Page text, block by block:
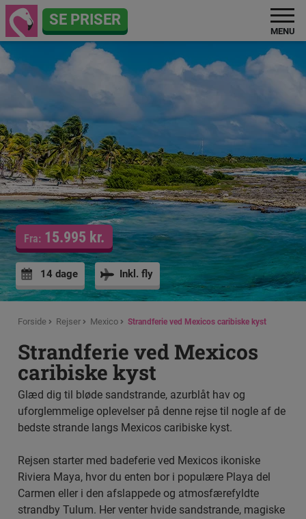
SE PRISER
MENU
Fra: 15.995 kr.
14 dage Inkl. fly
Forside Rejser Mexico Strandferie ved Mexicos caribiske kyst
Strandferie ved Mexicos
caribiske kyst
Glæd dig til bløde sandstrande, azurblåt hav og
uforglemmelige oplevelser på denne rejse til nogle af de
bedste strande langs Mexicos caribiske kyst.
Rejsen starter med badeferie ved Mexicos ikoniske
Riviera Maya, hvor du enten bor i populære Playa del
Carmen eller i den afslappede og atmosfærefyldte
strandby Tulum. Her venter hvide sandstrande, magiske